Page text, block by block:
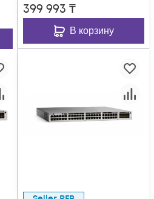
399 993 ₸
В корзину